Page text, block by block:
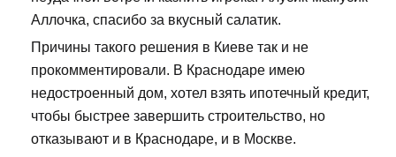
Аллочка, спасибо за вкусный салатик.
Причины такого решения в Киеве так и не
прокомментировали. В Краснодаре имею
недостроенный дом, хотел взять ипотечный кредит,
чтобы быстрее завершить строительство, но
отказывают и в Краснодаре, и в Москве.